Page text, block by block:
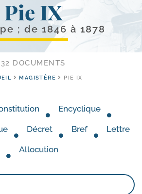
Pie IX
; de 1846 à 1878
32 DOCUMENTS
MAGISTÈRE PIE IX
Encyclique
Décret Bref Lettre
Allocution